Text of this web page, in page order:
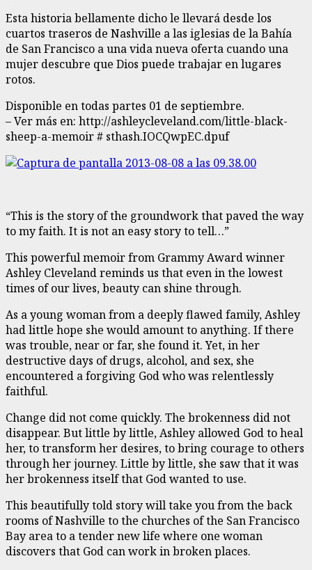
Esta historia bellamente dicho le llevará desde los
cuartos traseros de Nashville a las iglesias de la Bahía
de San Francisco a una vida nueva oferta cuando una
mujer descubre que Dios puede trabajar en lugares
rotos.
Disponible en todas partes 01 de septiembre.
– Ver más en: http://ashleycleveland.com/little-black-
sheep-a-memoir # sthash.IOCQwpEC.dpuf
“This is the story of the groundwork that paved the way
to my faith. It is not an easy story to tell…”
This powerful memoir from Grammy Award winner
Ashley Cleveland reminds us that even in the lowest
times of our lives, beauty can shine through.
As a young woman from a deeply flawed family, Ashley
had little hope she would amount to anything. If there
was trouble, near or far, she found it. Yet, in her
destructive days of drugs, alcohol, and sex, she
encountered a forgiving God who was relentlessly
faithful.
Change did not come quickly. The brokenness did not
disappear. But little by little, Ashley allowed God to heal
her, to transform her desires, to bring courage to others
through her journey. Little by little, she saw that it was
her brokenness itself that God wanted to use.
This beautifully told story will take you from the back
rooms of Nashville to the churches of the San Francisco
Bay area to a tender new life where one woman
discovers that God can work in broken places.